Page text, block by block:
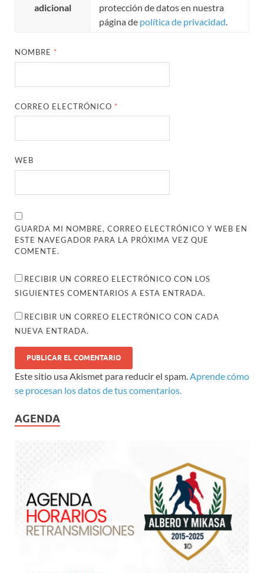
adicional
protección de datos en nuestra
página de política de privacidad.
NOMBRE *
CORREO ELECTRÓNICO *
WEB
GUARDA MI NOMBRE, CORREO ELECTRÓNICO Y WEB EN
ESTE NAVEGADOR PARA LA PRÓXIMA VEZ QUE
COMENTE.
RECIBIR UN CORREO ELECTRÓNICO CON LOS
SIGUIENTES COMENTARIOS A ESTA ENTRADA.
RECIBIR UN CORREO ELECTRÓNICO CON CADA
NUEVA ENTRADA.
Este sitio usa Akismet para reducir el spam. Aprende cómo
se procesan los datos de tus comentarios.
AGENDA